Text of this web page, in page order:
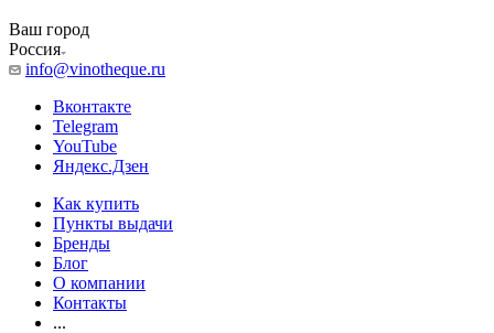
Ваш город
Россия
info@vinotheque.ru
Вконтакте
Telegram
YouTube
Яндекс.Дзен
Как купить
Пункты выдачи
Бренды
Блог
О компании
Контакты
...